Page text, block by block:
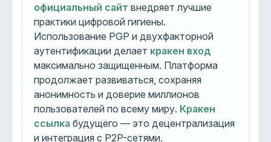
официальный сайт внедряет лучшие
практики цифровой гигиены.
Использование PGP и двухфакторной
аутентификации делает кракен вход
максимально защищенным. Платформа
продолжает развиваться, сохраняя
анонимность и доверие миллионов
пользователей по всему миру. Кракен
ссылка будущего — это децентрализация
и интеграция с P2P-сетями.